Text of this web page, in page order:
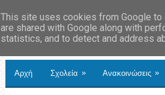
Αρχή Σχολεία » Ανακοινώσεις »
This site uses cookies from Google
are shared with Google along with
statistics, and to detect and address